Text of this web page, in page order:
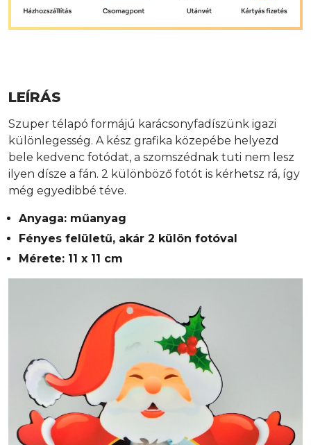
LEÍRÁS
Szuper télapó formájú karácsonyfadíszünk igazi
különlegesség. A kész grafika közepébe helyezd
bele kedvenc fotódat, a szomszédnak tuti nem lesz
ilyen dísze a fán. 2 különböző fotót is kérhetsz rá, így
még egyedibbé téve.
Anyaga: műanyag
Fényes felületű, akár 2 külön fotóval
Mérete: 11 x 11 cm